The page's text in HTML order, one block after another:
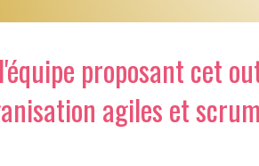
proposant cet
agiles et